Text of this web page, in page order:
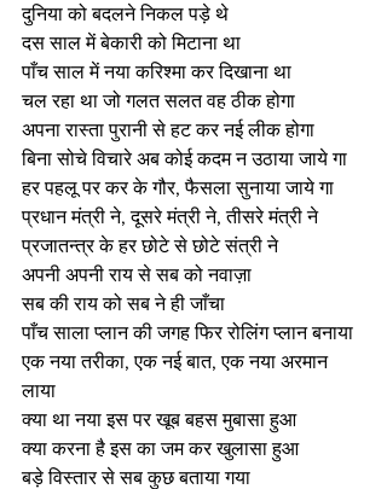
दुनिया को बदलने निकल पड़े थे
दस साल में बेकारी को मिटाना था
पाँच साल में नया करिश्मा कर दिखाना था
चल रहा था जो गलत सलत वह ठीक होगा
अपना रास्ता पुरानी से हट कर नई लीक होगा
बिना सोचे विचारे अब कोई कदम न उठाया जाये गा
हर पहलू पर कर के गौर, फैसला सुनाया जाये गा
प्रधान मंत्री ने, दूसरे मंत्री ने, तीसरे मंत्री ने
प्रजातन्त्र के हर छोटे से छोटे संत्री ने
अपनी अपनी राय से सब को नवाज़ा
सब की राय को सब ने ही जाँचा
पाँच साला प्लान की जगह फिर रोलिंग प्लान बनाया
एक नया तरीका, एक नई बात, एक नया अरमान
लाया
क्या था नया इस पर खूब बहस मुबासा हुआ
क्या करना है इस का जम कर खुलासा हुआ
बड़े विस्तार से सब कुछ बताया गया